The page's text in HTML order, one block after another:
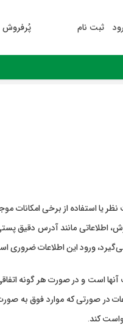
ثبت نام پُرفروش
یا استفاده از برخی امکانات
اطلاعاتی مانند آدرس دقیق
ورود این اطلاعات ضروری
است و در صورت هر گونه
در صورتی که موارد فوق به
کند.